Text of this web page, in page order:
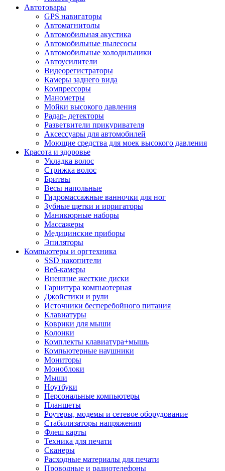
Автотовары
GPS навигаторы
Автомагнитолы
Автомобильная акустика
Автомобильные пылесосы
Автомобильные холодильники
Автоусилители
Видеорегистраторы
Камеры заднего вида
Компрессоры
Манометры
Мойки высокого давления
Радар- детекторы
Разветвители прикуривателя
Аксессуары для автомобилей
Моющие средства для моек высокого давления
Красота и здоровье
Укладка волос
Стрижка волос
Бритвы
Весы напольные
Гидромассажные ванночки для ног
Зубные щетки и ирригаторы
Маникюрные наборы
Массажеры
Медицинские приборы
Эпиляторы
Компьютеры и оргтехника
SSD накопители
Веб-камеры
Внешние жесткие диски
Гарнитура компьютерная
Джойстики и рули
Источники бесперебойного питания
Клавиатуры
Коврики для мыши
Колонки
Комплекты клавиатура+мышь
Компьютерные наушники
Мониторы
Моноблоки
Мыши
Ноутбуки
Персональные компьютеры
Планшеты
Роутеры, модемы и сетевое оборудование
Стабилизаторы напряжения
Флеш карты
Техника для печати
Сканеры
Расходные материалы для печати
Проводные и радиотелефоны